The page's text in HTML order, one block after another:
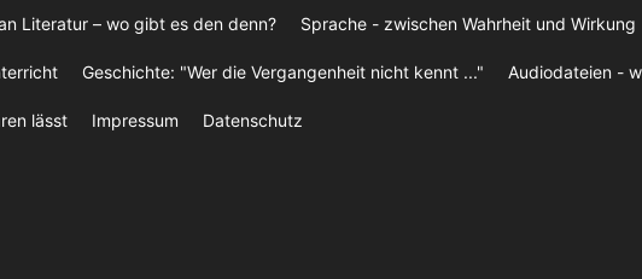
an Literatur – wo gibt es den denn? Sprache - zwischen Wahrheit und Wirkung
Geschichte: "Wer die Vergangenheit nicht kennt ..." Audiodateien -
lässt Impressum Datenschutz